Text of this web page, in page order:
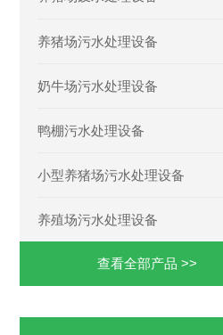
养猪场污水处理设备
奶牛场污水处理设备
鸭棚污水处理设备
小型养猪场污水处理设备
养殖场污水处理设备
查看全部产品 >>